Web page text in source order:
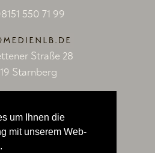
um Ihnen die
mit unserem Web-
550 71 99
Straße 28
Starnberg
Facebook